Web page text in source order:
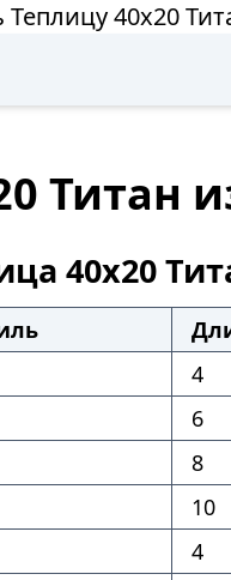
Теплицу 40х20
Титан
40х20
4
6
8
10
4